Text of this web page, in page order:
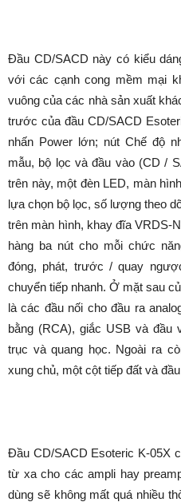
Đầu CD/SACD này có kiểu
với các cạnh cong mềm mại
vuông của các nhà sản xuất
trước của đầu CD/SACD
nhấn Power lớn; nút Chế độ
mẫu, bộ lọc và đầu vào (CD /
trên này, một đèn LED, màn
lựa chọn bộ lọc, số lượng theo
trên màn hình, khay đĩa VRDS-
hàng ba nút cho mỗi chức
đóng, phát, trước / quay
chuyển tiếp nhanh. Ở mặt sau
là các đầu nối cho đầu ra
bằng (RCA), giắc USB và đầu
trục và quang học. Ngoài ra
xung chủ, một cột tiếp đất và
Đầu CD/SACD Esoteric K-05X
từ xa cho các ampli hay
dùng sẽ không mất quá nhiều